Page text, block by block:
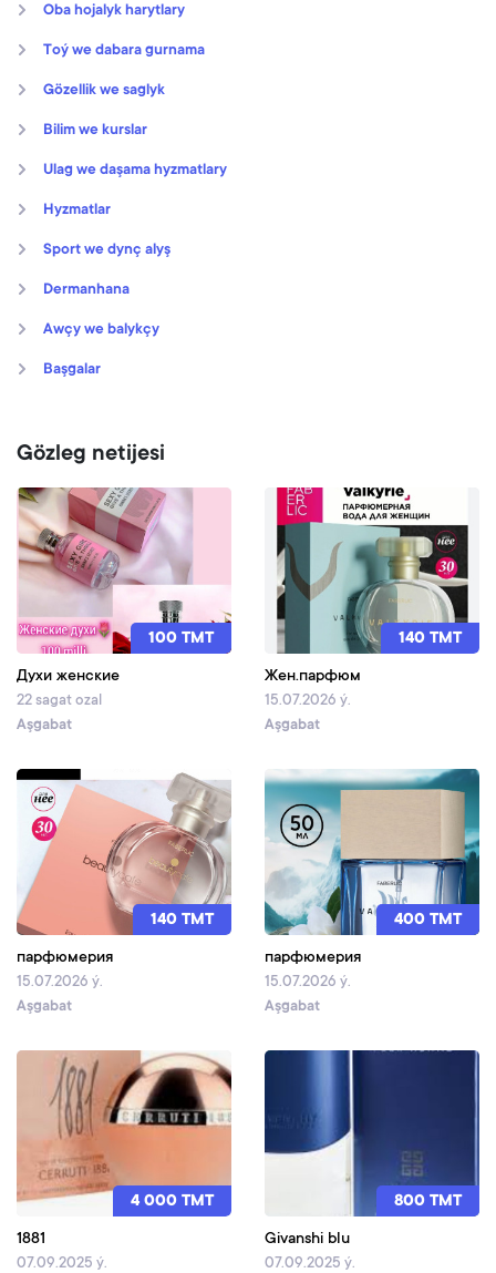
Oba hojalyk harytlary
Toý we dabara gurnama
Gözellik we saglyk
Bilim we kurslar
Ulag we daşama hyzmatlary
Hyzmatlar
Sport we dynç alyş
Dermanhana
Awçy we balykçy
Başgalar
Gözleg netijesi
100 TMT
Духи женские
22 sagat ozal
Aşgabat
140 TMT
Жен.парфюм
15.07.2026 ý.
Aşgabat
140 TMT
парфюмерия
15.07.2026 ý.
Aşgabat
400 TMT
парфюмерия
15.07.2026 ý.
Aşgabat
4 000 TMT
1881
07.09.2025 ý.
800 TMT
Givanshi blu
07.09.2025 ý.